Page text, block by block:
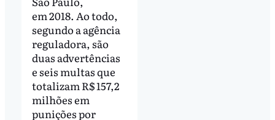
em 2018. Ao todo,
segundo a agência
reguladora, são
duas advertências
e seis multas que
totalizam R$ 157,2
milhões em
punições por